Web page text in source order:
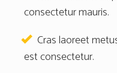
consectetur mauris.
Cras laoreet
est consectetur.